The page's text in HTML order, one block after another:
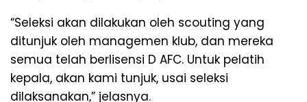
“Seleksi akan dilakukan oleh scouting yang
ditunjuk oleh managemen klub, dan mereka
semua telah berlisensi D AFC. Untuk pelatih
kepala, akan kami tunjuk, usai seleksi
dilaksanakan,” jelasnya.